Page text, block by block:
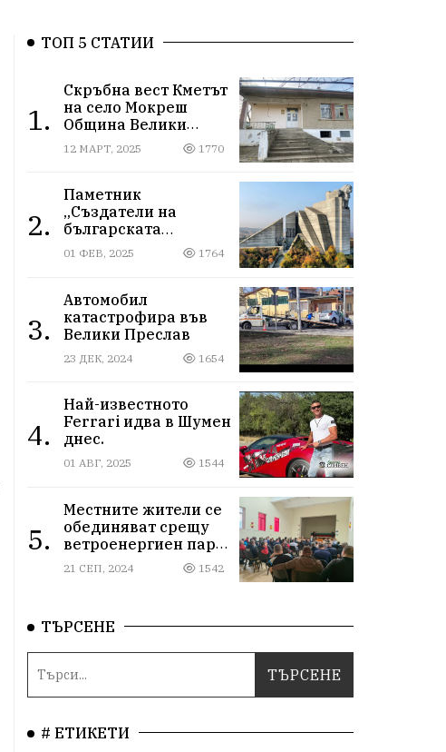
ТОП 5 СТАТИИ
1.
Скръбна вест Кметът
на село Мокреш
Община Велики
Преслав се самоуби.
12 МАРТ, 2025 1770
2.
Паметник
„Създатели на
българската
държава“
01 ФЕВ, 2025 1764
3.
Автомобил
катастрофира във
Велики Преслав
23 ДЕК, 2024 1654
4.
Най-известното
Ferrari идва в Шумен
днес.
01 АВГ, 2025 1544
5.
Местните жители се
обединяват срещу
ветроенергиен парк
"Пет могили"
21 СЕП, 2024 1542
ТЪРСЕНЕ
# ЕТИКЕТИ